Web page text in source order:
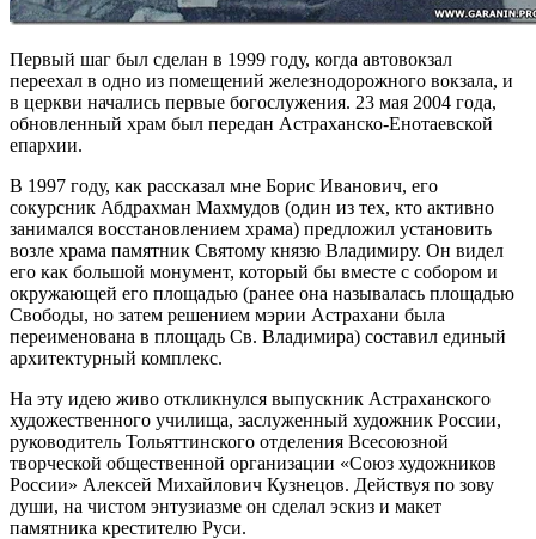
Первый шаг был сделан в 1999 году, когда автовокзал
переехал в одно из помещений железнодорожного вокзала, и
в церкви начались первые богослужения. 23 мая 2004 года,
обновленный храм был передан Астраханско-Енотаевской
епархии.
В 1997 году, как рассказал мне Борис Иванович, его
сокурсник Абдрахман Махмудов (один из тех, кто активно
занимался восстановлением храма) предложил установить
возле храма памятник Святому князю Владимиру. Он видел
его как большой монумент, который бы вместе с собором и
окружающей его площадью (ранее она называлась площадью
Свободы, но затем решением мэрии Астрахани была
переименована в площадь Св. Владимира) составил единый
архитектурный комплекс.
На эту идею живо откликнулся выпускник Астраханского
художественного училища, заслуженный художник России,
руководитель Тольяттинского отделения Всесоюзной
творческой общественной организации «Союз художников
России» Алексей Михайлович Кузнецов. Действуя по зову
души, на чистом энтузиазме он сделал эскиз и макет
памятника крестителю Руси.